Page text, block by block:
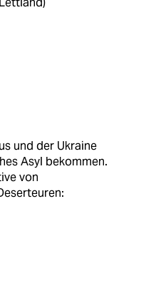
und der Ukraine
Asyl bekommen.
von